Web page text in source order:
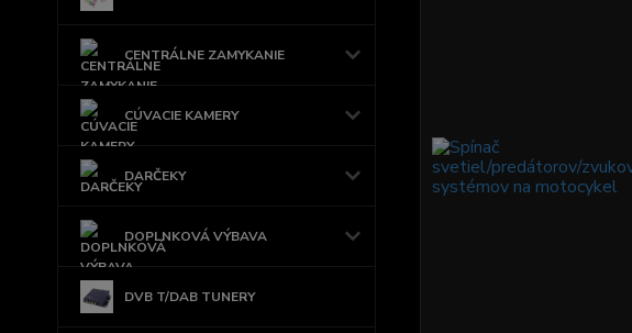
CENTRÁLNE ZAMYKANIE
CÚVACIE KAMERY
DARČEKY
DOPLNKOVÁ VÝBAVA
DVB T/DAB TUNERY